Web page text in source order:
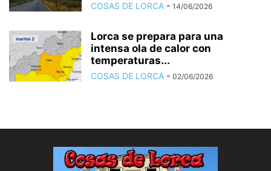
COSAS DE LORCA - 14/06/2026
Lorca se prepara para una
intensa ola de calor con
temperaturas...
COSAS DE LORCA - 02/06/2026